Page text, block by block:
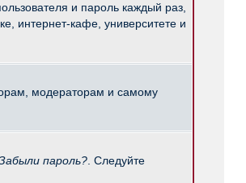
и пароль каждый раз,
интернет-кафе, университете и
модераторам и самому
пароль? . Следуйте